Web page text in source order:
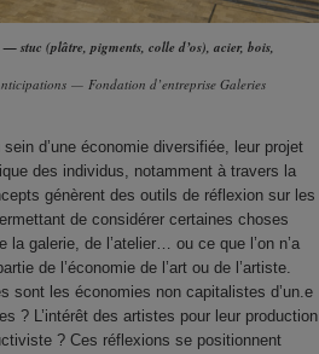
stuc (plâtre, pigments, colle d’os), acier, bois,
— Fondation d’entreprise Galeries
d’une économie diversifiée, leur projet
des individus, notamment à travers la
génèrent des outils de réflexion sur les
de considérer certaines choses
galerie, de l’atelier… ou ce que l’on n’a
de l’économie de l’art ou de l’artiste.
les économies non capitalistes d’un.e
? L’intérêt des artistes pour leur production
? Ces réflexions se positionnent